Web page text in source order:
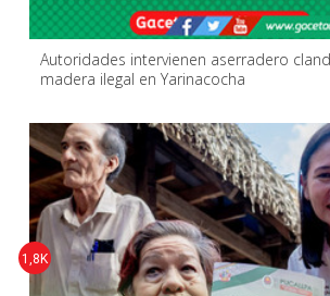
Autoridades intervienen aserradero
madera ilegal en Yarinacocha
1,8K